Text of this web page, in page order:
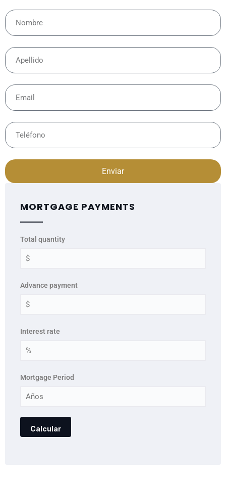
Enviar
MORTGAGE PAYMENTS
Total quantity
Advance payment
Interest rate
Mortgage Period